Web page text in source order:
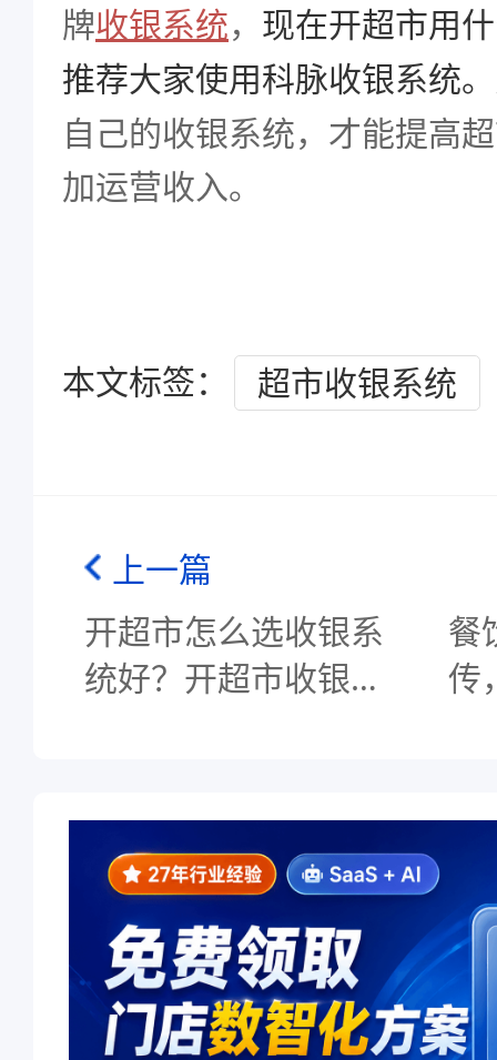
牌收银系统，
现在开超市用
推荐大家使用科脉收银系统。
自己的收银系统，才能提高
加运营收入。
本文标签： 超市收银系统
上一篇
开超市怎么选收银系
统好？开超市收银系
餐
传